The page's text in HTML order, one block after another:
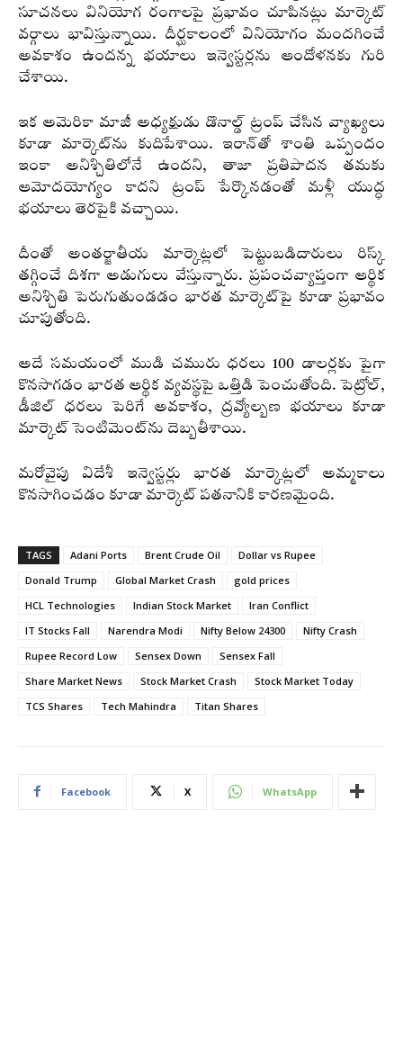
సూచనలు వినియోగ రంగాలపై ప్రభావం చూపినట్లు మార్కెట్
వర్గాలు భావిస్తున్నాయి. దీర్ఘకాలంలో వినియోగం మందగించే
అవకాశం ఉందన్న భయాలు ఇన్వెస్టర్లను ఆందోళనకు గురి
చేశాయి.
ఇక అమెరికా మాజీ అధ్యక్షుడు డొనాల్డ్ ట్రంప్ చేసిన వ్యాఖ్యలు
కూడా మార్కెట్‌ను కుదిపేశాయి. ఇరాన్‌తో శాంతి ఒప్పందం
ఇంకా అనిశ్చితిలోనే ఉందని, తాజా ప్రతిపాదన తమకు
ఆమోదయోగ్యం కాదని ట్రంప్ పేర్కొనడంతో మళ్లీ యుద్ధ
భయాలు తెరపైకి వచ్చాయి.
దీంతో అంతర్జాతీయ మార్కెట్లలో పెట్టుబడిదారులు రిస్క్
తగ్గించే దిశగా అడుగులు వేస్తున్నారు. ప్రపంచవ్యాప్తంగా ఆర్థిక
అనిశ్చితి పెరుగుతుండడం భారత మార్కెట్‌పై కూడా ప్రభావం
చూపుతోంది.
అదే సమయంలో ముడి చమురు ధరలు 100 డాలర్లకు పైగా
కొనసాగడం భారత ఆర్థిక వ్యవస్థపై ఒత్తిడి పెంచుతోంది. పెట్రోల్,
డీజిల్ ధరలు పెరిగే అవకాశం, ద్రవ్యోల్బణ భయాలు కూడా
మార్కెట్ సెంటిమెంట్‌ను దెబ్బతీశాయి.
మరోవైపు విదేశీ ఇన్వెస్టర్లు భారత మార్కెట్లలో అమ్మకాలు
కొనసాగించడం కూడా మార్కెట్ పతనానికి కారణమైంది.
TAGS Adani Ports Brent Crude Oil
Dollar vs Rupee
Donald Trump
Global Market Crash
gold prices
HCL Technologies
Indian Stock Market
Iran Conflict
IT Stocks Fall
Narendra Modi Nifty Below 24300
Nifty Crash
Rupee Record Low
Sensex Down
Sensex Fall
Share Market News
Stock Market Crash
Stock Market Today
TCS Shares
Tech Mahindra Titan Shares
Facebook X WhatsApp